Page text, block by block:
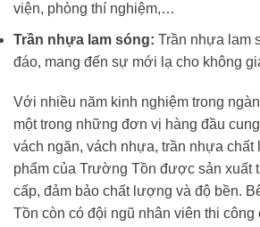
viện, phòng thí nghiệm,…
Trần nhựa lam sóng: Trần nhựa lam
đáo, mang đến sự mới lạ cho không
Với nhiều năm kinh nghiệm trong
một trong những đơn vị hàng đầu
vách ngăn, vách nhựa, trần nhựa
phẩm của Trường Tồn được sản xuất
cấp, đảm bảo chất lượng và độ bền.
Tồn còn có đội ngũ nhân viên thi công